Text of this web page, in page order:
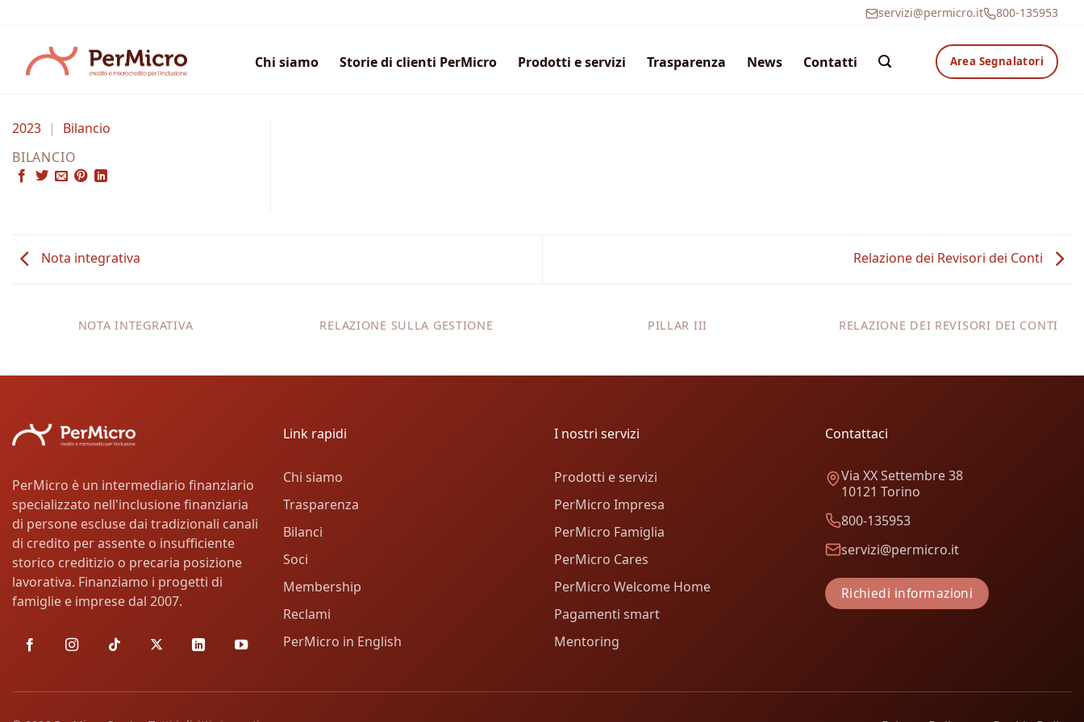
contenuti
servizi@permicro.it 800-135953
Chi siamo Storie di clienti PerMicro Prodotti e servizi Trasparenza News Contatti Area Segnalatori
2023 |
Bilancio
BILANCIO
Nota integrativa Relazione dei Revisori dei Conti
NOTA INTEGRATIVA RELAZIONE SULLA GESTIONE PILLAR III RELAZIONE DEI REVISORI DEI CONTI
PerMicro è un intermediario finanziario
specializzato nell'inclusione finanziaria
di persone escluse dai tradizionali canali
di credito per assente o insufficiente
storico creditizio o precaria posizione
lavorativa. Finanziamo i progetti di
famiglie e imprese dal 2007.
Link rapidi
Chi siamo
Trasparenza
Bilanci
Soci
Membership
Reclami
PerMicro in English
I nostri servizi
Prodotti e servizi
PerMicro Impresa
PerMicro Famiglia
PerMicro Cares
PerMicro Welcome Home
Pagamenti smart
Mentoring
Contattaci
Via XX Settembre 38
10121 Torino
800-135953
servizi@permicro.it
Richiedi informazioni